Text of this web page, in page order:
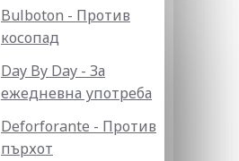
Bulboton - Против
косопад
Day By Day - За
ежедневна употреба
Deforforante - Против
пърхот